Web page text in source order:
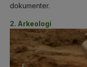
dokumenter.
2. Arkeologi